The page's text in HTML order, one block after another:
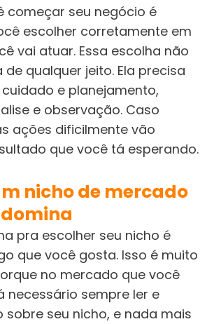
começar seu negócio é
escolher corretamente em
vai atuar. Essa escolha não
qualquer jeito. Ela precisa
e planejamento,
e observação. Caso
ações dificilmente vão
que você tá esperando.
nicho de mercado
pra escolher seu nicho é
que você gosta. Isso é muito
no mercado que você
necessário sempre ler e
sobre seu nicho, e nada mais